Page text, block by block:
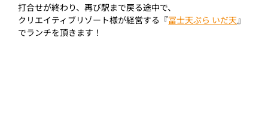
打合せが終わり、再び駅まで戻る途中で、
クリエイティブリゾート様が経営する『冨士天ぷら いだ天』
でランチを頂きます！